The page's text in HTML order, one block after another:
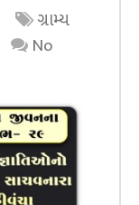
ગ્રામ્ય
No